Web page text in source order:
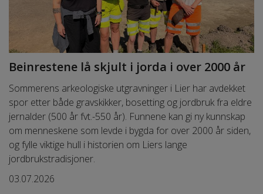
Beinrestene lå skjult i jorda i over 2000 år
Sommerens arkeologiske utgravninger i Lier har avdekket
spor etter både gravskikker, bosetting og jordbruk fra eldre
jernalder (500 år fvt.-550 år). Funnene kan gi ny kunnskap
om menneskene som levde i bygda for over 2000 år siden,
og fylle viktige hull i historien om Liers lange
jordbrukstradisjoner.
03.07.2026